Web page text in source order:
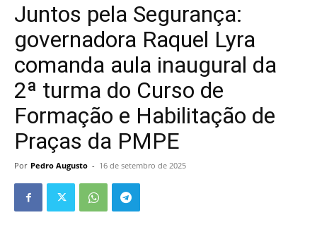
Juntos pela Segurança:
governadora Raquel Lyra
comanda aula inaugural da
2ª turma do Curso de
Formação e Habilitação de
Praças da PMPE
Por Pedro Augusto - 16 de setembro de 2025